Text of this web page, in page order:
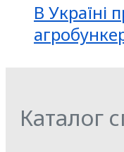
В Україні
Каталог